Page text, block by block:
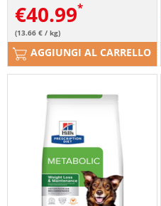
€40.99
(13.66 € / kg)
AGGIUNGI AL CARRELLO